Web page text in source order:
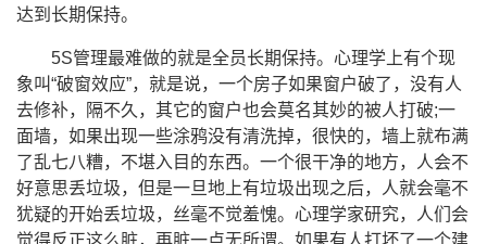
达到长期保持。
5S管理最难做的就是全员长期保持。心理学上有个现
象叫“破窗效应”，就是说，一个房子如果窗户破了，没有人
去修补，隔不久，其它的窗户也会莫名其妙的被人打破;一
面墙，如果出现一些涂鸦没有清洗掉，很快的，墙上就布满
了乱七八糟，不堪入目的东西。一个很干净的地方，人会不
好意思丢垃圾，但是一旦地上有垃圾出现之后，人就会毫不
犹疑的开始丢垃圾，丝毫不觉羞愧。心理学家研究，人们会